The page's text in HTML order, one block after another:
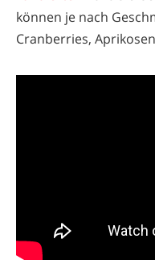
können je nach
Cranberries,